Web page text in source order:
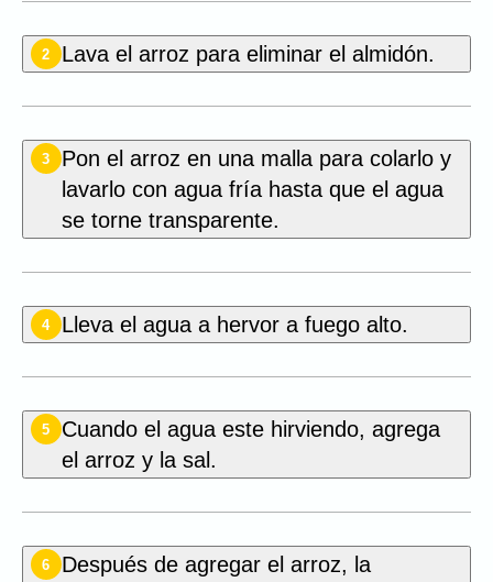
2 Lava el arroz para eliminar el almidón.
3
Pon el arroz en una malla para colarlo y
lavarlo con agua fría hasta que el agua
se torne transparente.
4 Lleva el agua a hervor a fuego alto.
5
Cuando el agua este hirviendo, agrega
el arroz y la sal.
6
Después de agregar el arroz, la